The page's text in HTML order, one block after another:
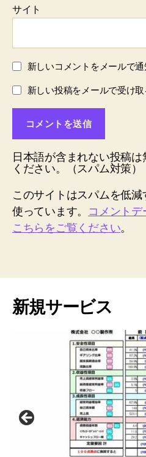
サイト
新しいコメントをメールで通
新しい投稿をメールで受け取
日本語が含まれない投稿
ください。（スパム対策）
このサイトはスパムを低
使っています。 コメント
こちらをご覧ください。
新規サービス